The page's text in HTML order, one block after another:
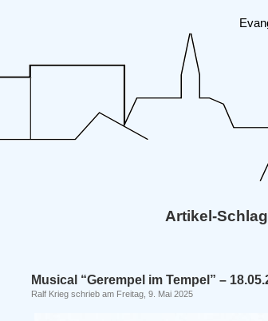
Artikel-
Musical “Gerempel im Tempel” –
Ralf Krieg schrieb am Freitag, 9. Mai 2025